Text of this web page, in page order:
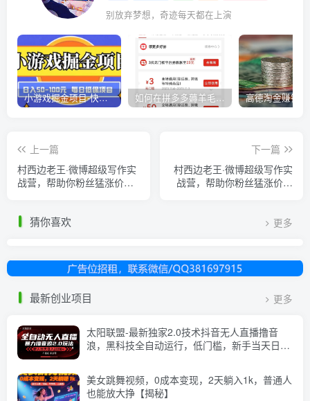
别放弃梦想，奇迹每天都在上演
小游戏掘金项目-快手商业养机教程（小游戏养机） 如何在拼多多薅羊毛，教你撸品台无门槛优惠券，一单利润50-300！
上一篇
村西边老王·微博超级写作实
战营，帮助你粉丝猛涨价值
下一篇
村西边老王·微博超级写作实
战营，帮助你粉丝猛涨价值
猜你喜欢 更多
最新创业项目 更多
太阳联盟-最新独家2.0技术抖音无人直播撸音
浪，黑科技全自动运行，低门槛，新手当天日入
美女跳舞视频，0成本变现，2天躺入1k，普通人
也能放大挣【揭秘】